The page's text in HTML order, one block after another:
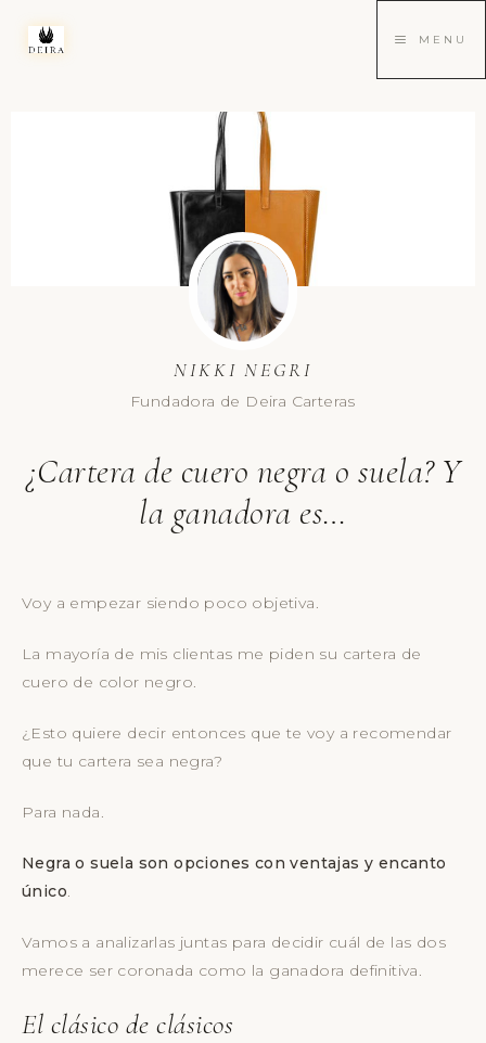
MENU
NIKKI NEGRI
Fundadora de Deira Carteras
¿Cartera de cuero negra o suela? Y
la ganadora es…
Voy a empezar siendo poco objetiva.
La mayoría de mis clientas me piden su cartera de
cuero de color negro.
¿Esto quiere decir entonces que te voy a recomendar
que tu cartera sea negra?
Para nada.
Negra o suela son opciones con ventajas y encanto
único.
Vamos a analizarlas juntas para decidir cuál de las dos
merece ser coronada como la ganadora definitiva.
El clásico de clásicos